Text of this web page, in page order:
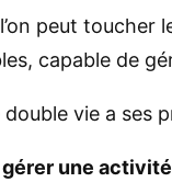
peut
capable de
vie a ses
une